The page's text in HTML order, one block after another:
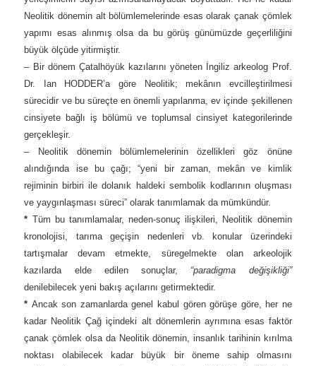
Neolitik dönemin alt bölümlemelerinde esas olarak çanak çömlek
yapımı esas alınmış olsa da bu görüş günümüzde geçerliliğini
büyük ölçüde yitirmiştir.
– Bir dönem Çatalhöyük kazılarını yöneten İngiliz arkeolog Prof.
Dr. Ian HODDER’a göre Neolitik; mekânın evcilleştirilmesi
sürecidir ve bu süreçte en önemli yapılanma, ev içinde şekillenen
cinsiyete bağlı iş bölümü ve toplumsal cinsiyet kategorilerinde
gerçekleşir.
– Neolitik dönemin bölümlemelerinin özellikleri göz önüne
alındığında ise bu çağı; “yeni bir zaman, mekân ve kimlik
rejiminin birbiri ile dolanık haldeki sembolik kodlarının oluşması
ve yaygınlaşması süreci” olarak tanımlamak da mümkündür.
* Tüm bu tanımlamalar, neden-sonuç ilişkileri, Neolitik dönemin
kronolojisi, tarıma geçişin nedenleri vb. konular üzerindeki
tartışmalar devam etmekte, süregelmekte olan arkeolojik
kazılarda elde edilen sonuçlar, “paradigma değişikliği”
denilebilecek yeni bakış açılarını getirmektedir.
* Ancak son zamanlarda genel kabul gören görüşe göre, her ne
kadar Neolitik Çağ içindeki alt dönemlerin ayrımına esas faktör
çanak çömlek olsa da Neolitik dönemin, insanlık tarihinin kırılma
noktası olabilecek kadar büyük bir öneme sahip olmasını